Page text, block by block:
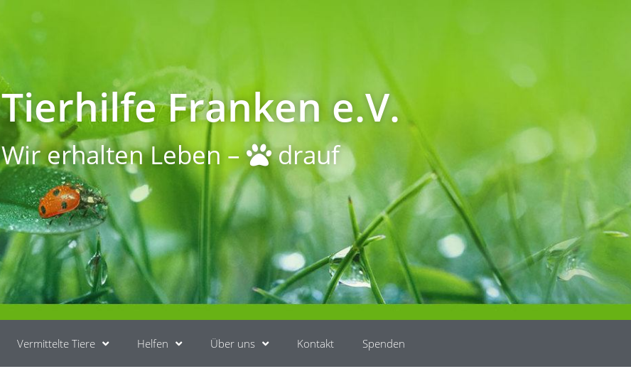
Tierhilfe Franken e.V.
Wir erhalten Leben – drauf
Vermittelte Tiere Helfen Über uns Kontakt Spenden